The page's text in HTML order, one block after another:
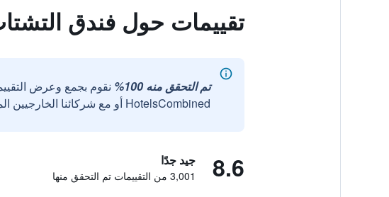
تقييمات حول فندق
تم التحقق منه 100%
نقوم بجمع وعرض
HotelsCombined أو مع شركائنا الخارجيين الموثوقين.
8.6 جيد جدًا
3,001 من التقييمات تم التحقق منها